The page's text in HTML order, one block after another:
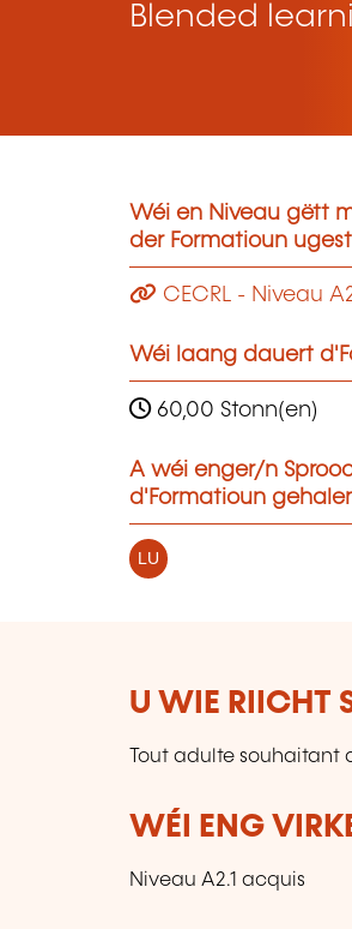
Blended
Wéi en Niveau gëtt
der Formatioun
CECRL - Niveau
Wéi laang dauert
60,00 Stonn(en)
A wéi enger/n
d'Formatioun
LU
U WIE RIICHT
Tout adulte souhaitant
WÉI ENG
Niveau A2.1 acquis